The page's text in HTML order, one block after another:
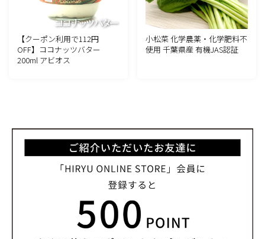
【クーポン利用で112円
OFF】ココナッツバター
200ml アビオス
小松菜 化学農薬・化学肥料不
使用 千葉県産 有機JAS認証